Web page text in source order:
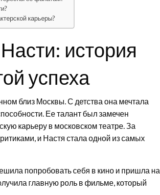
карьеры?
история
успеха
близ Москвы. С детства она мечтала
Ее талант был замечен
карьеру в московском театре. За
и Настя стала одной из самых
попробовать себя в кино и пришла на
главную роль в фильме, который